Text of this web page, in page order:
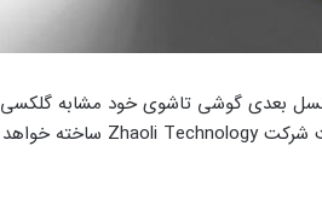
نسل بعدی گوشی تاشوی خود مشابه گلکسی
زد فلیپ از طراحی صدفی استفاده می‌کند. فناوری لولای این گوشی به دست شرکت Zhaoli Technology ساخته خواهد